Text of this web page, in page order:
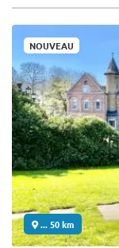
NOUVEAU
... 50 km